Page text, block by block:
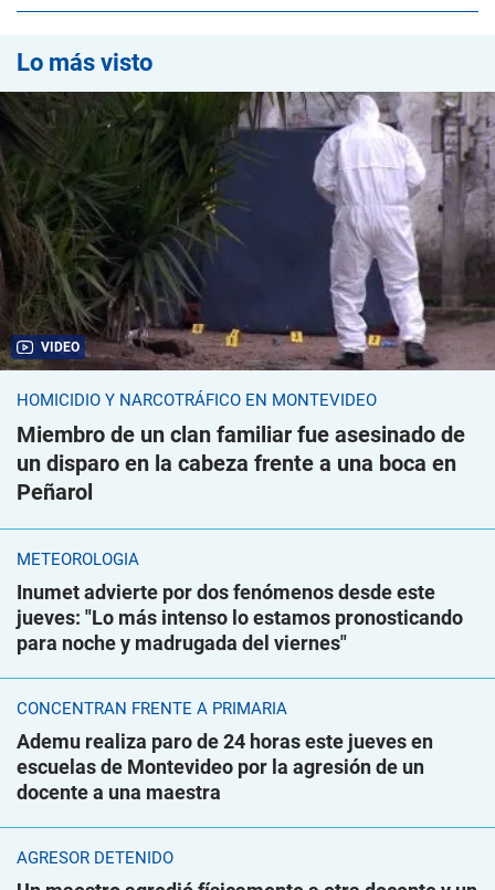
Lo más visto
VIDEO
HOMICIDIO Y NARCOTRÁFICO EN MONTEVIDEO
Miembro de un clan familiar fue asesinado de
un disparo en la cabeza frente a una boca en
Peñarol
METEOROLOGÍA
Inumet advierte por dos fenómenos desde este
jueves: "Lo más intenso lo estamos pronosticando
para noche y madrugada del viernes"
CONCENTRAN FRENTE A PRIMARIA
Ademu realiza paro de 24 horas este jueves en
escuelas de Montevideo por la agresión de un
docente a una maestra
AGRESOR DETENIDO